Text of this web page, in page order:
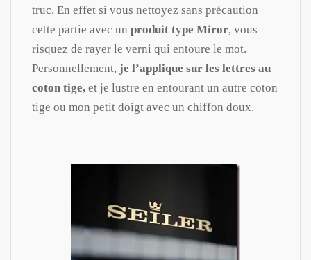
truc. En effet si vous nettoyez sans précaution
cette partie avec un produit type Miror, vous
risquez de rayer le verni qui entoure le mot.
Personnellement, je l’applique sur les lettres au
coton tige, et je lustre en entourant un autre coton
tige ou mon petit doigt avec un chiffon doux.